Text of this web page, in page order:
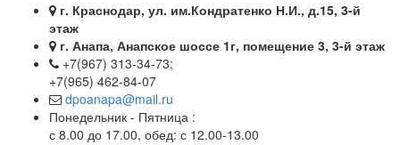
г. Краснодар, ул. им.Кондратенко Н.И., д.15, 3-й
этаж
г. Анапа, Анапское шоссе 1г, помещение 3, 3-й этаж
+7(967) 313-34-73;
+7(965) 462-84-07
dpoanapa@mail.ru
Понедельник - Пятница :
с 8.00 до 17.00, обед: с 12.00-13.00